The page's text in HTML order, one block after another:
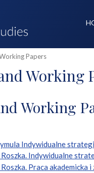
Papers
Working
Working
Indywidualne
Indywidualne
Praca